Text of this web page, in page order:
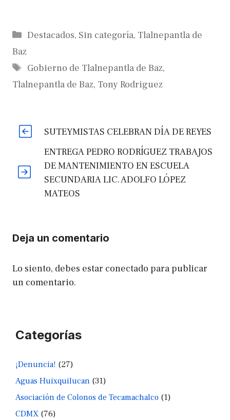
Categorías
Destacados, Sin categoría, Tlalnepantla de
Baz
Etiquetas
Gobierno de Tlalnepantla de Baz,
Tlalnepantla de Baz, Tony Rodriguez
SUTEYMISTAS CELEBRAN DÍA DE REYES
ENTREGA PEDRO RODRÍGUEZ TRABAJOS
DE MANTENIMIENTO EN ESCUELA
SECUNDARIA LIC. ADOLFO LÓPEZ
MATEOS
Deja un comentario
Lo siento, debes estar conectado para publicar
un comentario.
Categorías
¡Denuncia! (27)
Aguas Huixquilucan (31)
Asociación de Colonos de Tecamachalco (1)
CDMX (76)